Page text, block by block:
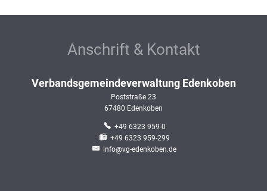
Anschrift & Kontakt
Verbandsgemeindeverwaltung Edenkoben
Poststraße 23
67480 Edenkoben
+49 6323 959-0
+49 6323 959-299
info@vg-edenkoben.de